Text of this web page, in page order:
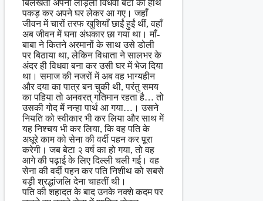
बिलखती अपनी लाड़ली विधवा बेटी का हाथ
पकड़ कर अपने घर लेकर आ गए। जहाँ
जीवन में चारों तरफ खुशियाँ छाईं हुईं थीं, वहाँ
अब जीवन में घना अंधकार छा गया था। माँ-
बाबा ने कितने अरमानों के साथ उसे डोली
पर बिठाया था, लेकिन विधाता ने सालभर के
अंदर ही विधवा बना कर उसी घर में भेज दिया
था। समाज की नजरों में अब वह भाग्यहीन
और दया का पात्र बन चुकी थी, परंतु समय
का पहिया तो अनवरत् गतिमान रहता है… तो
उसकी गोद में नन्हा पार्थ आ गया…। उसने
नियति को स्वीकार भी कर लिया और साथ में
यह निश्चय भी कर लिया, कि वह पति के
अधूरे काम को सेना की वर्दी पहन कर पूरा
करेगी। जब बेटा २ वर्ष का हो गया, तो वह
आगे की पढ़ाई के लिए दिल्ली चली गई। वह
सेना की वर्दी पहन कर पति निशीथ को सबसे
बड़ी श्रद्धांजलि देना चाहतीं थी।
पति की शहादत के बाद उनके नक्शे कदम पर